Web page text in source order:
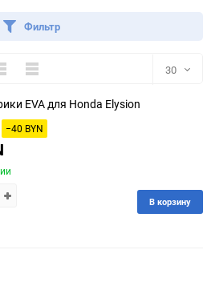
Фильтр
Компактно 30
150
EVA для Honda Elysion
−40 BYN
В корзину